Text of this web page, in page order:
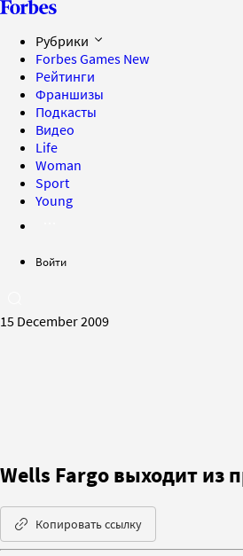
Рубрики
Forbes Games New
Рейтинги
Франшизы
Подкасты
Видео
Life
Woman
Sport
Young
Войти
15 December 2009
Wells Fargo выходит из
Копировать ссылку